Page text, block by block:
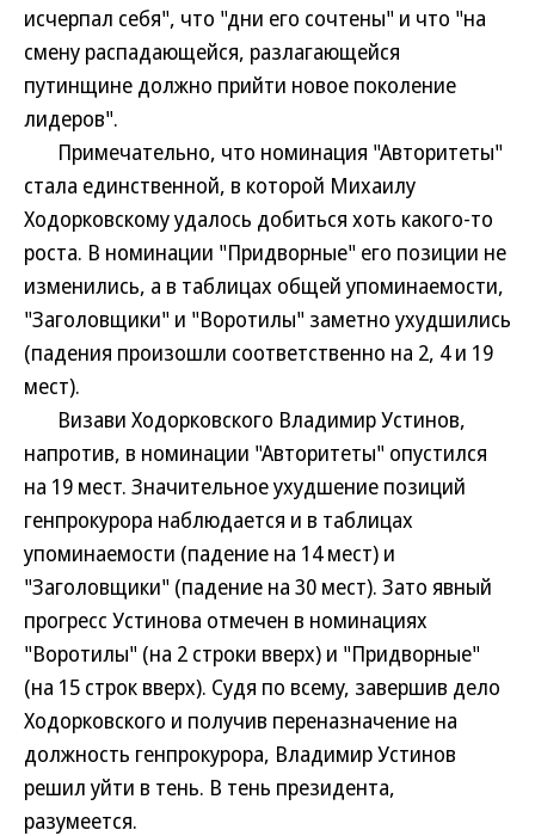
исчерпал себя", что "дни его сочтены" и что "на
смену распадающейся, разлагающейся
путинщине должно прийти новое поколение
лидеров".
Примечательно, что номинация "Авторитеты"
стала единственной, в которой Михаилу
Ходорковскому удалось добиться хоть какого-то
роста. В номинации "Придворные" его позиции не
изменились, а в таблицах общей упоминаемости,
"Заголовщики" и "Воротилы" заметно ухудшились
(падения произошли соответственно на 2, 4 и 19
мест).
Визави Ходорковского Владимир Устинов,
напротив, в номинации "Авторитеты" опустился
на 19 мест. Значительное ухудшение позиций
генпрокурора наблюдается и в таблицах
упоминаемости (падение на 14 мест) и
"Заголовщики" (падение на 30 мест). Зато явный
прогресс Устинова отмечен в номинациях
"Воротилы" (на 2 строки вверх) и "Придворные"
(на 15 строк вверх). Судя по всему, завершив дело
Ходорковского и получив переназначение на
должность генпрокурора, Владимир Устинов
решил уйти в тень. В тень президента,
разумеется.